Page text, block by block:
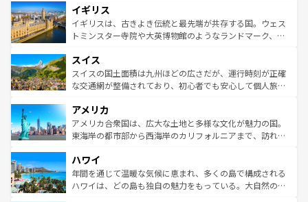
いる。シャンパンの発祥地であるランス、プロヴァンスの
香り高いラベンダー畑など、多彩な楽しみ方が可能だ。さ
らに、パリ以外の地域にも魅力が溢れており、どの街角に
れる地方に足を運ぶとそれぞれで全く異なる文化を体験で
きるだろう。 なお、新着のフランス情報はコンテンツ一覧
を参照してほしい。
顔を持つこの国は、どこを歩いても飽きることがない。ベ
ルリンの文化的活気、バイエルン州のアルプスの絶景、そ
してライン川沿いのワイン畑といった風景は必見。ビール
は、お酒好きな人にはぜひ体験してほしい。 なお、新着の
ドイツ情報はコンテンツ一覧を参照してほしい。
イギリス
イギリスは、古きよき伝統と最先端が共存する国。ウェス
トミンスター寺院や大英博物館のようなランドマーク、歴
リアごとに異なる魅力がある。また、優雅なアフタヌーン
ティー、ビール好きにはたまらない英国パブ、サッカー観
戦など、本場だからこそできる体験も豊富。イギリスを旅
ンツ一覧を参照してほしい。
スイス
スイスの国土面積は九州ほどの広さだが、運行時刻が正確
な交通網が整備されており、初心者でも安心して個人旅行
の建物がそのまま残る町や、スイスならではのユニークな
博物館もあり、アルプス観光だけでなく町歩きも満喫する
ことができる。国民の所得が高いため物価も高いが、旅行
ば市内交通費無料で観光を楽しむこともできる。 なお、新
着のスイス情報はコンテンツ一覧 を参照してほしい。
アメリカ
アメリカ合衆国は、広大な土地と多様な文化が魅力の国。
東海岸の都市部から西海岸のカリフォルニアまで、訪れる
のような巨大都市は、観光、ショッピング、エンターテイ
ンメントが詰まった刺激的なスポットだ。一方、アメリカ
西部には大自然が広がり、グランドキャニオンやイエロー
ハワイ
年間を通じて温暖な気候に恵まれ、多くの島で構成される
ハワイは、どの島も独自の魅力をもっている。大自然の神